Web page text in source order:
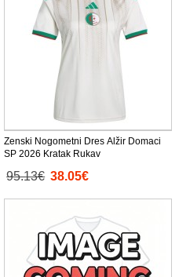
Zenski Nogometni Dres Alžir Domaci
SP 2026 Kratak Rukav
95.13€ 38.05€